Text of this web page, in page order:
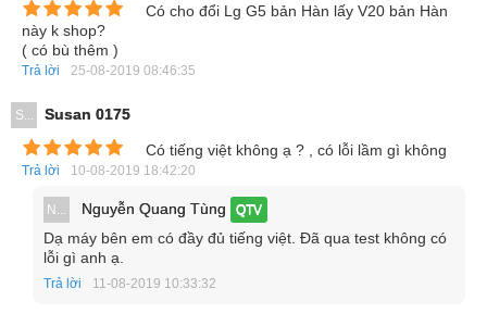
Hiệu năng của V20 cũng sẽ đứng top đầu bảng trên thị
Đáng chú ý khi V20 sẽ chạy trên nền tảng Android 7.0
Nougat mới nhất và là smartphone đầu tiên trên thế giới
được cài sẵn hệ điều hành này.
Có cho đổi Lg G5 bản Hàn lấy V20 bản Hàn
này k shop?
( có bù thêm )
Trả lời 25-08-2019 08:46:35
S... Susan 0175
Có tiếng việt không ạ ? , có lỗi lầm gì không
Trả lời 10-08-2019 18:42:20
N... Nguyễn Quang Tùng QTV
Dạ máy bên em có đầy đủ tiếng việt. Đã qua test không có
lỗi gì anh ạ.
Trả lời 11-08-2019 10:33:32